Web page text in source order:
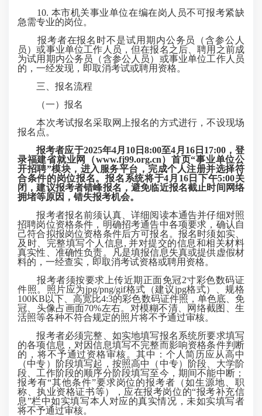
10. 本市机关事业单位在编在岗人员不可报考紧缺
急需专业的岗位。
报考者在报名时不是试用期内公务员（含参公人
员）或事业单位工作人员，但在报名之后、聘用之前成
为试用期内公务员（含参公人员）或事业单位工作人员
的，一经发现，即取消考试或聘用资格。
三、报名流程
（一）报名
本次考试报名采取网上报名的方式进行，不设现场
报名点。
报考者应于2025年4月10 日8:00至4月16日17:00，登
录福建省就业网（www.fj99.org.cn）首页“事业单位公
开招聘”模块，进入服务平台，完成个人注册并选择符
合条件的岗位报名。报名系统将于4月16日下午5:00关
闭，建议报考者错峰报名，避免临近报名截止时间网络
拥堵等原因，错失报考机会。
报考者报名前须认真、详细阅读本通告并仔细对照
招聘岗位资格条件，明确招考通告中各项要求，确认自
己符合拟报岗位资格条件后方可报名。报名时须如实、
及时、完整填写个人信息, 并对提交的信息和相关材料
真实性、准确性负责。凡是填报信息失真或提供虚假材
料的，一经查实，即取消考试资格或聘用资格。
报考者须按要求上传近期正面免冠2寸彩色数码证
件照。照片应为jpg/png/gif格式（建议jpg格式）、规格
100KB以下、高宽比4:3的彩色数码证件照，单色底、免
冠、头像占画面70%左右。对模糊不清、网络截图、生
活照等各种不符合规定的照片将不予通过审核。
报考者必须完整、如实地填写报名系统所要求填写
的各项信息，对因信息填写不完整而影响资格条件判断
的，将不予通过资格审核。其中：个人简历应从高中
（中专）阶段填写起，按照高中（中专）阶段、大学阶
段、工作阶段的顺序分阶段填写至今，期间不能中断；
报考有“其他条件”要求岗位的报考者（如生源地、职
称、执业资格证书等），应在报考岗位的“报考补充信
息”栏中如实填写本人对应的真实情况，未如实填写者
将不予通过审核。